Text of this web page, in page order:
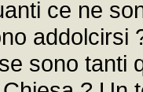
ce ne
addolcirsi
sono tanti